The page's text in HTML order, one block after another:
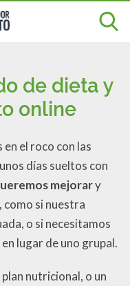
de dieta y
online
el roco con las
días sueltos con
mejorary
como si nuestra
o si necesitamos
lugar de uno grupal.
nutricional, o un